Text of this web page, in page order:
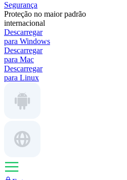
Segurança
Proteção no maior padrão
internacional
Descarregar
para Windows
Descarregar
para Mac
Descarregar
para Linux